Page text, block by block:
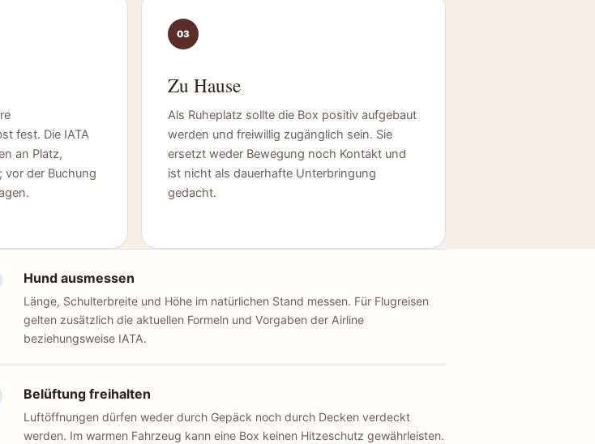
fest. Die IATA
an Platz,
vor der Buchung
03
Zu Hause
Als Ruheplatz sollte die Box positiv aufgebaut
werden und freiwillig zugänglich sein. Sie
ersetzt weder Bewegung noch Kontakt und
ist nicht als dauerhafte Unterbringung
gedacht.
Hund ausmessen
Länge, Schulterbreite und Höhe im natürlichen Stand messen. Für Flugreisen
gelten zusätzlich die aktuellen Formeln und Vorgaben der Airline
beziehungsweise IATA.
Belüftung freihalten
Luftöffnungen dürfen weder durch Gepäck noch durch Decken verdeckt
werden. Im warmen Fahrzeug kann eine Box keinen Hitzeschutz gewährleisten.